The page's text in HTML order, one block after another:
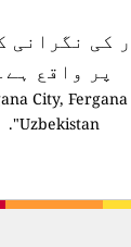
کی نگرانی
پر واقع ہے۔
City,
Uzbekistan".